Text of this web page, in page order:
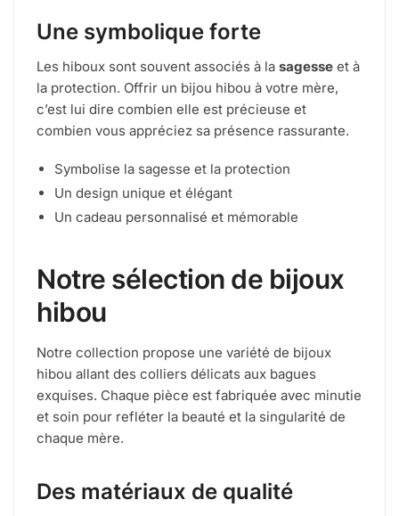
Une symbolique forte
Les hiboux sont souvent associés à la sagesse et à
la protection. Offrir un bijou hibou à votre mère,
c’est lui dire combien elle est précieuse et
combien vous appréciez sa présence rassurante.
Symbolise la sagesse et la protection
Un design unique et élégant
Un cadeau personnalisé et mémorable
Notre sélection de bijoux
hibou
Notre collection propose une variété de bijoux
hibou allant des colliers délicats aux bagues
exquises. Chaque pièce est fabriquée avec minutie
et soin pour refléter la beauté et la singularité de
chaque mère.
Des matériaux de qualité